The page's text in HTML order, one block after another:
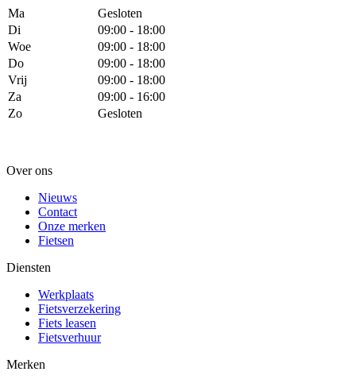
Ma
Gesloten
Di
09:00 - 18:00
Woe
09:00 - 18:00
Do
09:00 - 18:00
Vrij
09:00 - 18:00
Za
09:00 - 16:00
Zo
Gesloten
Over ons
Nieuws
Contact
Onze merken
Fietsen
Diensten
Werkplaats
Fietsverzekering
Fiets leasen
Fietsverhuur
Merken